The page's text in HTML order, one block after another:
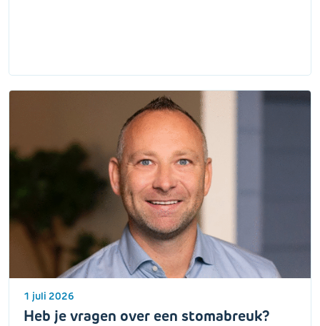
1 juli 2026
Heb je vragen over een stomabreuk?